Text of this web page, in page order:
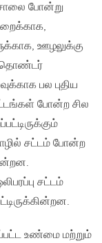
போன்று
ஊழலுக்கு
தொண்டர்
பல புதிய
போன்ற சில
சட்டம் போன்ற
சட்டம்
உண்மை மற்றும்